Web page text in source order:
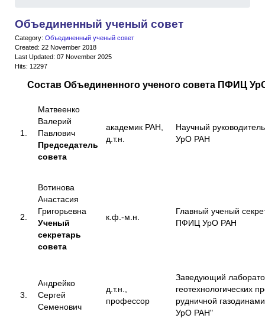
Объединенный ученый совет
Category: Объединенный ученый совет
Created: 22 November 2018
Last Updated: 07 November 2025
Hits: 12297
Состав Объединенного ученого совета ПФИЦ
1.
Матвеенко
Валерий
Павлович
Председатель
совета
академик РАН,
д.т.н.
Научный
УрО РАН
2.
Вотинова
Анастасия
Григорьевна
Ученый
секретарь
совета
к.ф.-м.н.
Главный ученый
ПФИЦ УрО РАН
3.
Андрейко
Сергей
Семенович
д.т.н.,
профессор
Заведующий
геотехнологических
рудничной
УрО РАН"